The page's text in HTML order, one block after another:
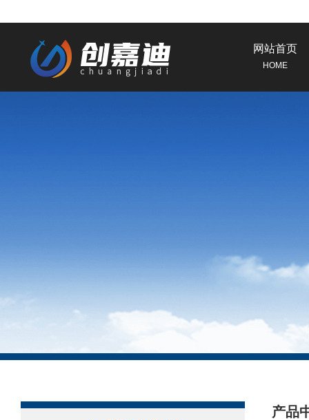
网站首页
HOME
产品